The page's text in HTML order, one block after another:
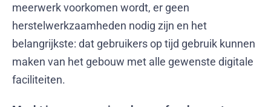
meerwerk voorkomen wordt, er geen
herstelwerkzaamheden nodig zijn en het
belangrijkste: dat gebruikers op tijd gebruik kunnen
maken van het gebouw met alle gewenste digitale
faciliteiten.